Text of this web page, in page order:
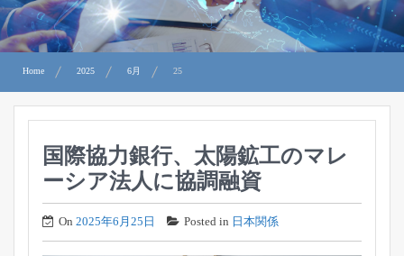
Home 2025 6月 25
国際協力銀行、太陽鉱工のマレ
ーシア法人に協調融資
On 2025年6月25日 Posted in 日本関係